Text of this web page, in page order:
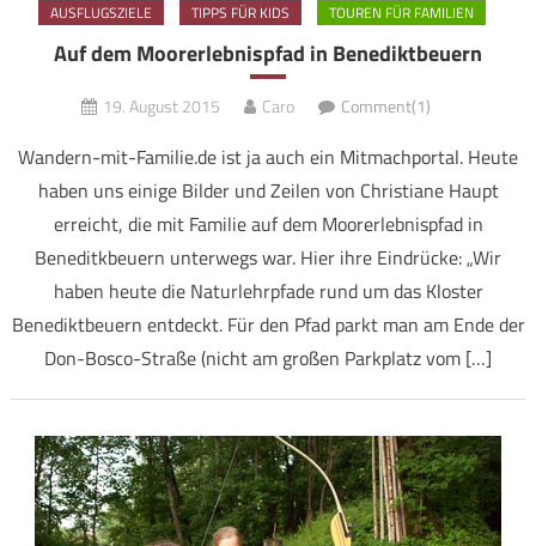
AUSFLUGSZIELE TIPPS FÜR KIDS TOUREN FÜR FAMILIEN
Auf dem Moorerlebnispfad in Benediktbeuern
19. August 2015 Caro Comment(1)
Wandern-mit-Familie.de ist ja auch ein Mitmachportal. Heute
haben uns einige Bilder und Zeilen von Christiane Haupt
erreicht, die mit Familie auf dem Moorerlebnispfad in
Beneditkbeuern unterwegs war. Hier ihre Eindrücke: „Wir
haben heute die Naturlehrpfade rund um das Kloster
Benediktbeuern entdeckt. Für den Pfad parkt man am Ende der
Don-Bosco-Straße (nicht am großen Parkplatz vom […]